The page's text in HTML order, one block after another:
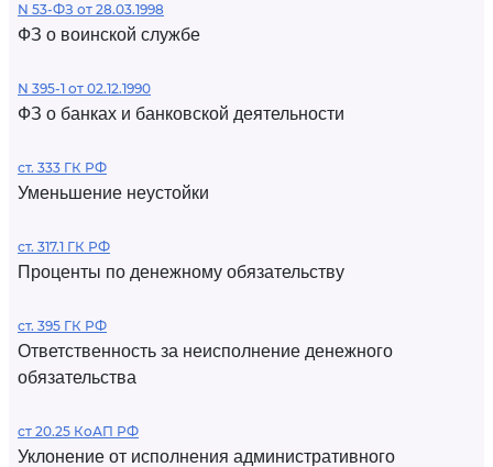
N 53-ФЗ от 28.03.1998
ФЗ о воинской службе
N 395-1 от 02.12.1990
ФЗ о банках и банковской деятельности
ст. 333 ГК РФ
Уменьшение неустойки
ст. 317.1 ГК РФ
Проценты по денежному обязательству
ст. 395 ГК РФ
Ответственность за неисполнение денежного
обязательства
ст 20.25 КоАП РФ
Уклонение от исполнения административного